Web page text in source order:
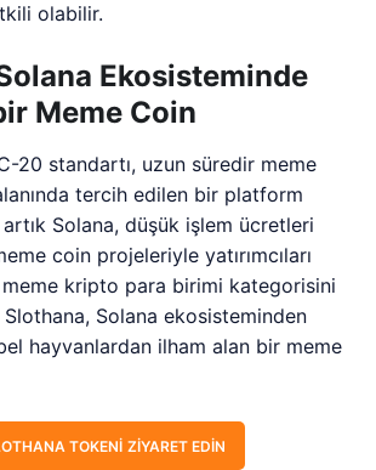
olabilir.
Ekosisteminde
Meme Coin
20 standartı, uzun süredir meme
tercih edilen bir platform
Solana, düşük işlem ücretleri
coin projeleriyle yatırımcıları
kripto para birimi kategorisini
Solana ekosisteminden
hayvanlardan ilham alan bir meme
TOKENI ZIYARET EDIN